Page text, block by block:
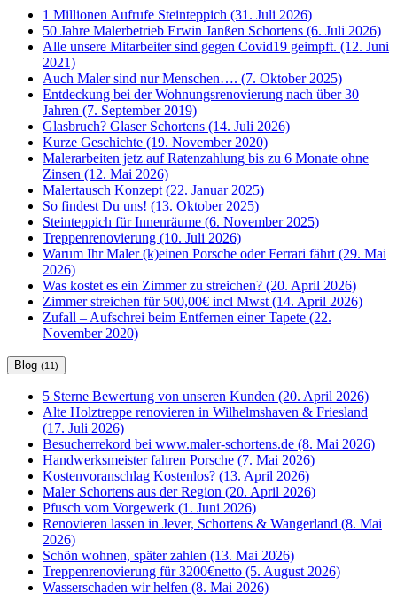
1 Millionen Aufrufe Steinteppich (31. Juli 2026)
50 Jahre Malerbetrieb Erwin Janßen Schortens (6. Juli 2026)
Alle unsere Mitarbeiter sind gegen Covid19 geimpft. (12. Juni
2021)
Auch Maler sind nur Menschen…. (7. Oktober 2025)
Entdeckung bei der Wohnungsrenovierung nach über 30
Jahren (7. September 2019)
Glasbruch? Glaser Schortens (14. Juli 2026)
Kurze Geschichte (19. November 2020)
Malerarbeiten jetz auf Ratenzahlung bis zu 6 Monate ohne
Zinsen (12. Mai 2026)
Malertausch Konzept (22. Januar 2025)
So findest Du uns! (13. Oktober 2025)
Steinteppich für Innenräume (6. November 2025)
Treppenrenovierung (10. Juli 2026)
Warum Ihr Maler (k)einen Porsche oder Ferrari fährt (29. Mai
2026)
Was kostet es ein Zimmer zu streichen? (20. April 2026)
Zimmer streichen für 500,00€ incl Mwst (14. April 2026)
Zufall – Aufschrei beim Entfernen einer Tapete (22.
November 2020)
Blog (11)
5 Sterne Bewertung von unseren Kunden (20. April 2026)
Alte Holztreppe renovieren in Wilhelmshaven & Friesland
(17. Juli 2026)
Besucherrekord bei www.maler-schortens.de (8. Mai 2026)
Handwerksmeister fahren Porsche (7. Mai 2026)
Kostenvoranschlag Kostenlos? (13. April 2026)
Maler Schortens aus der Region (20. April 2026)
Pfusch vom Vorgewerk (1. Juni 2026)
Renovieren lassen in Jever, Schortens & Wangerland (8. Mai
2026)
Schön wohnen, später zahlen (13. Mai 2026)
Treppenrenovierung für 3200€netto (5. August 2026)
Wasserschaden wir helfen (8. Mai 2026)